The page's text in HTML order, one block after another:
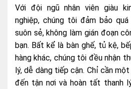
Với đội ngũ nhân viên giàu
nghiệp, chúng tôi đảm bảo
suôn sẻ, không làm gián đoạn
bạn. Bất kể là bàn ghế, tủ kệ,
hàng khác, chúng tôi đều nhận
lý, dễ dàng tiếp cận. Chỉ cần
đến tận nơi và hoàn tất thanh